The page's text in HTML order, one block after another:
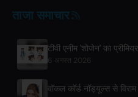
ताजा समाचार
टीवी एनीम 'शोजेन' का
6 अगस्त 2026